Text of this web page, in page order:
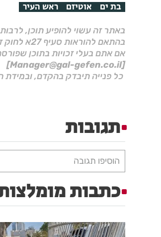
בת ים אוטיזם ראש העיר
באתר זה עשוי להופיע תוכן,
בהתאם להוראות סעיף 27א לחוק זכויות יוצרים, התשס"ח–2007.
אם אתם בעלי זכויות בתוכן
[Manager@gal-gefen.co.il]
כל פנייה תיבדק בהקדם, ובמידת
תגובות
הוסיפו תגובה
כתבות